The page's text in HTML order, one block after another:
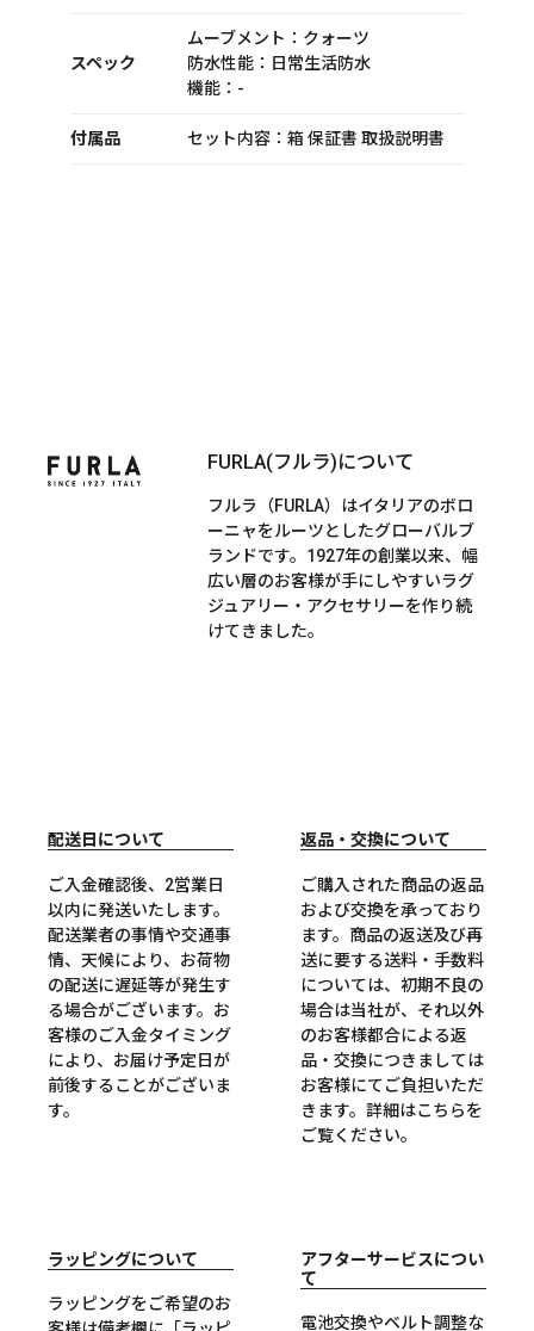
スペック
ムーブメント：クォーツ
防水性能：日常生活防水
機能：-
付属品 セット内容：箱 保証書 取扱説明書
FURLA(フルラ)について
フルラ（FURLA）はイタリアのボロ
ーニャをルーツとしたグローバルブ
ランドです。1927年の創業以来、幅
広い層のお客様が手にしやすいラグ
ジュアリー・アクセサリーを作り続
けてきました。
配送日について
ご入金確認後、2営業日
以内に発送いたします。
配送業者の事情や交通事
情、天候により、お荷物
の配送に遅延等が発生す
る場合がございます。お
客様のご入金タイミング
により、お届け予定日が
前後することがございま
す。
返品・交換について
ご購入された商品の返品
および交換を承っており
ます。商品の返送及び再
送に要する送料・手数料
については、初期不良の
場合は当社が、それ以外
のお客様都合による返
品・交換につきましては
お客様にてご負担いただ
きます。詳細はこちらを
ご覧ください。
ラッピングについて
ラッピングをご希望のお
アフターサービスについ
て
電池交換やベルト調整な